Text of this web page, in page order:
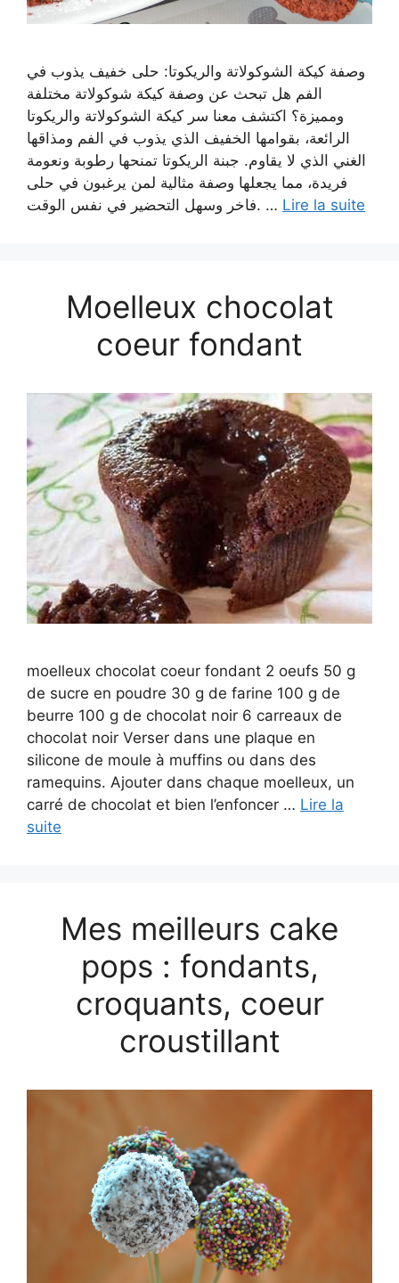
وصفة كيكة الشوكولاتة والريكوتا: حلى خفيف يذوب في
الفم هل تبحث عن وصفة كيكة شوكولاتة مختلفة
ومميزة؟ اكتشف معنا سر كيكة الشوكولاتة والريكوتا
الرائعة، بقوامها الخفيف الذي يذوب في الفم ومذاقها
الغني الذي لا يقاوم. جبنة الريكوتا تمنحها رطوبة ونعومة
فريدة، مما يجعلها وصفة مثالية لمن يرغبون في حلى
فاخر وسهل التحضير في نفس الوقت. … Lire la suite
Moelleux chocolat
coeur fondant
moelleux chocolat coeur fondant 2 oeufs 50 g
de sucre en poudre 30 g de farine 100 g de
beurre 100 g de chocolat noir 6 carreaux de
chocolat noir Verser dans une plaque en
silicone de moule à muffins ou dans des
ramequins. Ajouter dans chaque moelleux, un
carré de chocolat et bien l’enfoncer … Lire la
suite
Mes meilleurs cake
pops : fondants,
croquants, coeur
croustillant